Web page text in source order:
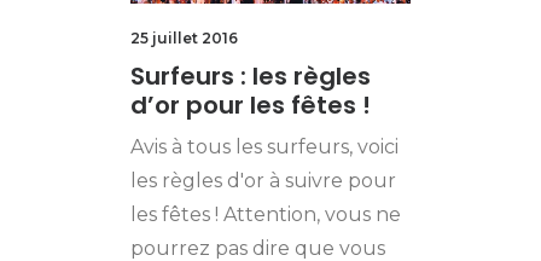
25 juillet 2016
Surfeurs : les règles
d’or pour les fêtes !
Avis à tous les surfeurs, voici
les règles d'or à suivre pour
les fêtes ! Attention, vous ne
pourrez pas dire que vous